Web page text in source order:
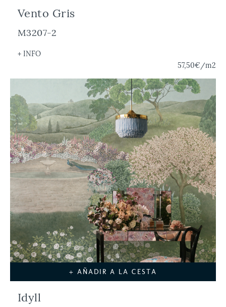
Vento Gris
M3207-2
+ INFO
57,50€/m2
+ AÑADIR A LA CESTA
Idyll